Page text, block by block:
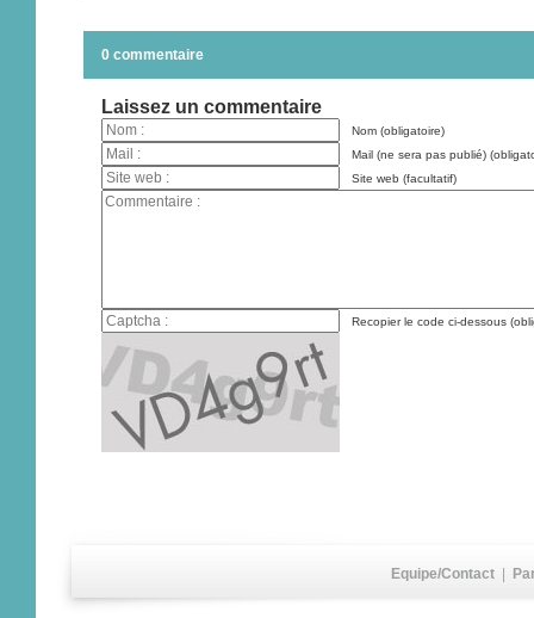
0 commentaire
Laissez un commentaire
Nom (obligatoire)
Mail (ne sera pas publié)
Site web (facultatif)
Recopier le code ci-dessous
Equipe/Contact